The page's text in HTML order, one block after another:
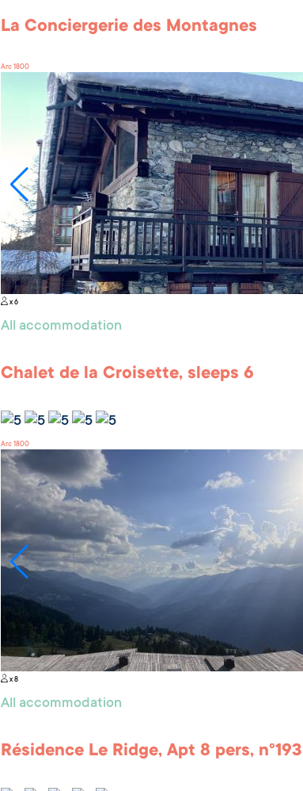
La Conciergerie des Montagnes
Arc 1800
x 6
All accommodation
Chalet de la Croisette, sleeps 6
Arc 1800
x 8
All accommodation
Résidence Le Ridge, Apt 8 pers, n°193